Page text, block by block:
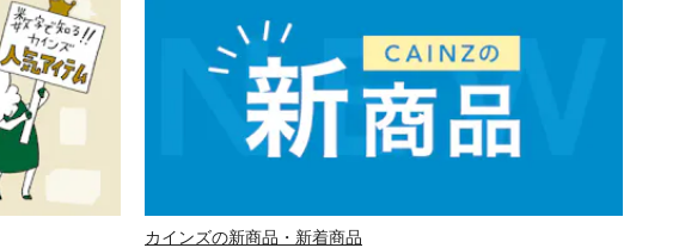
カインズの新商品・新着商品